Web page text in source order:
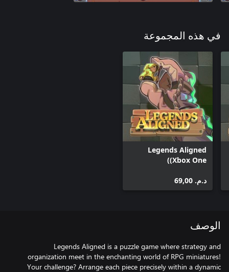
في هذه المجموعة
Legends Aligned
(Xbox One)
د.م.‏ 69,00
الوصف
Legends Aligned is a puzzle game where strategy and
organization meet in the enchanting world of RPG miniatures!
Your challenge? Arrange each piece precisely within a dynamic